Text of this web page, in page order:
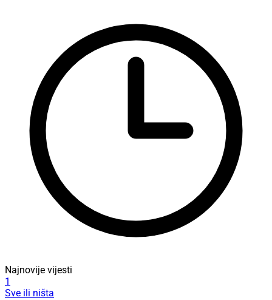
Najnovije vijesti
1
Sve ili ništa